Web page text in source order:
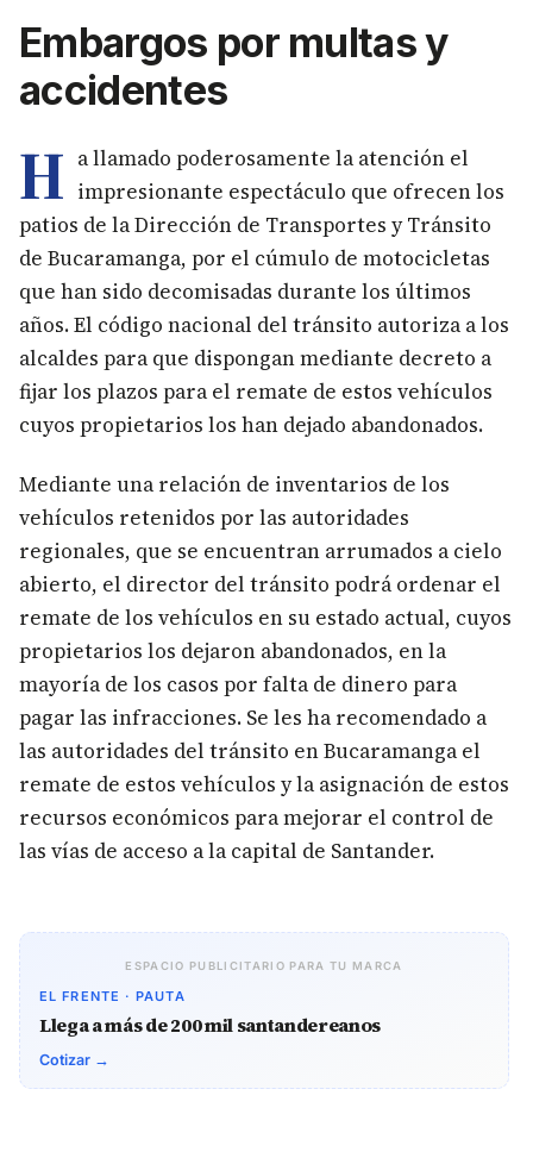
Embargos por multas y
accidentes
H a llamado poderosamente la atención el
impresionante espectáculo que ofrecen los
patios de la Dirección de Transportes y Tránsito
de Bucaramanga, por el cúmulo de motocicletas
que han sido decomisadas durante los últimos
años. El código nacional del tránsito autoriza a los
alcaldes para que dispongan mediante decreto a
fijar los plazos para el remate de estos vehículos
cuyos propietarios los han dejado abandonados.
Mediante una relación de inventarios de los
vehículos retenidos por las autoridades
regionales, que se encuentran arrumados a cielo
abierto, el director del tránsito podrá ordenar el
remate de los vehículos en su estado actual, cuyos
propietarios los dejaron abandonados, en la
mayoría de los casos por falta de dinero para
pagar las infracciones. Se les ha recomendado a
las autoridades del tránsito en Bucaramanga el
remate de estos vehículos y la asignación de estos
recursos económicos para mejorar el control de
las vías de acceso a la capital de Santander.
ESPACIO PUBLICITARIO PARA TU MARCA
EL FRENTE · PAUTA
Llega a más de 200 mil santandereanos
Cotizar →